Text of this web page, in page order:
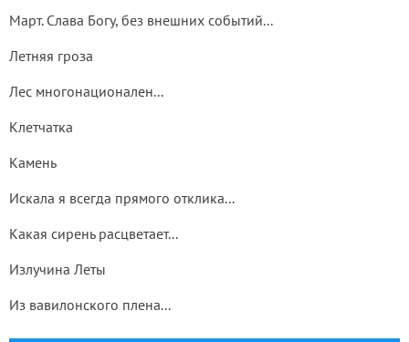
Март. Слава Богу, без внешних событий...
Летняя гроза
Лес многонационален...
Клетчатка
Камень
Искала я всегда прямого отклика...
Какая сирень расцветает...
Излучина Леты
Из вавилонского плена...